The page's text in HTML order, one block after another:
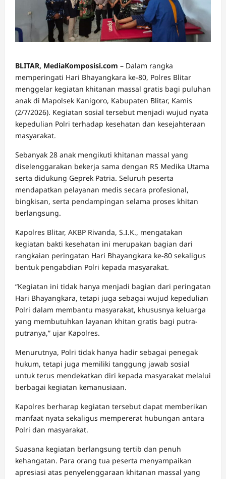
BLITAR, MediaKomposisi.com – Dalam rangka
memperingati Hari Bhayangkara ke-80, Polres Blitar
menggelar kegiatan khitanan massal gratis bagi puluhan
anak di Mapolsek Kanigoro, Kabupaten Blitar, Kamis
(2/7/2026). Kegiatan sosial tersebut menjadi wujud nyata
kepedulian Polri terhadap kesehatan dan kesejahteraan
masyarakat.
Sebanyak 28 anak mengikuti khitanan massal yang
diselenggarakan bekerja sama dengan RS Medika Utama
serta didukung Geprek Patria. Seluruh peserta
mendapatkan pelayanan medis secara profesional,
bingkisan, serta pendampingan selama proses khitan
berlangsung.
Kapolres Blitar, AKBP Rivanda, S.I.K., mengatakan
kegiatan bakti kesehatan ini merupakan bagian dari
rangkaian peringatan Hari Bhayangkara ke-80 sekaligus
bentuk pengabdian Polri kepada masyarakat.
“Kegiatan ini tidak hanya menjadi bagian dari peringatan
Hari Bhayangkara, tetapi juga sebagai wujud kepedulian
Polri dalam membantu masyarakat, khususnya keluarga
yang membutuhkan layanan khitan gratis bagi putra-
putranya,” ujar Kapolres.
Menurutnya, Polri tidak hanya hadir sebagai penegak
hukum, tetapi juga memiliki tanggung jawab sosial
untuk terus mendekatkan diri kepada masyarakat melalui
berbagai kegiatan kemanusiaan.
Kapolres berharap kegiatan tersebut dapat memberikan
manfaat nyata sekaligus mempererat hubungan antara
Polri dan masyarakat.
Suasana kegiatan berlangsung tertib dan penuh
kehangatan. Para orang tua peserta menyampaikan
apresiasi atas penyelenggaraan khitanan massal yang